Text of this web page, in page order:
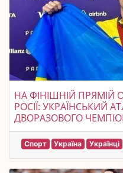
НА ФІНІШНІЙ ПРЯМІЙ
РОСІЇ: УКРАЇНСЬКИЙ
ДВОРАЗОВОГО
Спорт Україна Українці